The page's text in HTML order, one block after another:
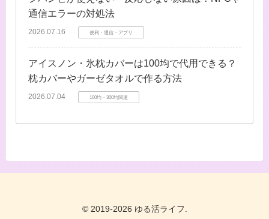
通信エラーの対処法
2026.07.16 便利・通信・アプリ
アイスノン・氷枕カバーは100均で代用できる？
枕カバーやガーゼタオルで作る方法
2026.07.04 100均・300均関連
© 2019-2026 ゆる活ライフ.